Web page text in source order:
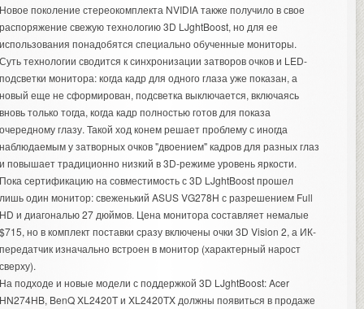
поколение стереокомплекта NVIDIA также получило в свое
свежую технологию 3D LJghtBoost, но для ее
понадобятся специально обученные мониторы.
технологии сводится к синхронизации затворов очков и LED-
монитора: когда кадр для одного глаза уже показан, а
еще не сформирован, подсветка выключается, включаясь
только тогда, когда кадр полностью готов для показа
глазу. Такой ход конем решает проблему с иногда
у затворных очков "двоением" кадров для разных глаз
повышает традиционно низкий в 3D-режиме уровень яркости.
сертификацию на совместимость с 3D LJghtBoost прошел
один монитор: свеженький ASUS VG278H с разрешением Full
и диагональю 27 дюймов. Цена монитора составляет немалые
но в комплект поставки сразу включены очки 3D Vision 2, а ИК-
изначально встроен в монитор (характерный нарост
подходе и новые модели с поддержкой 3D LJghtBoost: Acer
BenQ XL2420T и XL2420TX должны появиться в продаже